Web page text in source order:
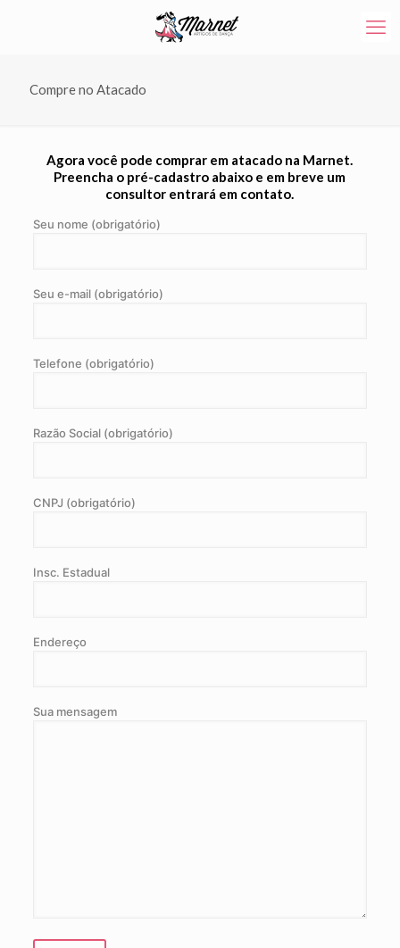
Compre no Atacado
Agora você pode comprar em atacado na Marnet.
Preencha o pré-cadastro abaixo e em breve um
consultor entrará em contato.
Seu nome (obrigatório)
Seu e-mail (obrigatório)
Telefone (obrigatório)
Razão Social (obrigatório)
CNPJ (obrigatório)
Insc. Estadual
Endereço
Sua mensagem